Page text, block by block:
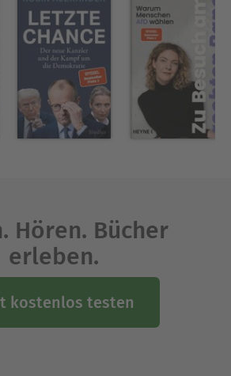
unter anderem mit
der Aby-Warburg-
Friedrich von Siemens
der Leipziger Buchmesse
Preis für das politische
Rand gedrängt zu werden.
Hören. Bücher
erleben.
kostenlos testen